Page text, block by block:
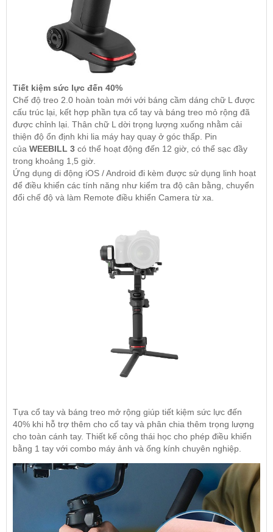
Tiết kiệm sức lực đến 40%
Chế độ treo 2.0 hoàn toàn mới với báng cầm dáng chữ L được
cấu trúc lại, kết hợp phần tựa cổ tay và báng treo mỏ rộng đã
được chỉnh lại. Thân chữ L dời trọng lượng xuống nhằm cải
thiện độ ổn định khi lia máy hay quay ở góc thấp. Pin
của WEEBILL 3 có thể hoạt động đến 12 giờ, có thể sạc đầy
trong khoảng 1,5 giờ.
Ứng dụng di động iOS / Android đi kèm được sử dụng linh hoạt
để điều khiển các tính năng như kiểm tra độ cân bằng, chuyển
đổi chế độ và làm Remote điều khiển Camera từ xa.
Tựa cổ tay và báng treo mở rộng giúp tiết kiệm sức lực đến
40% khi hỗ trợ thêm cho cổ tay và phân chia thêm trọng lượng
cho toàn cánh tay. Thiết kế công thái học cho phép điều khiển
bằng 1 tay với combo máy ảnh và ống kính chuyên nghiệp.